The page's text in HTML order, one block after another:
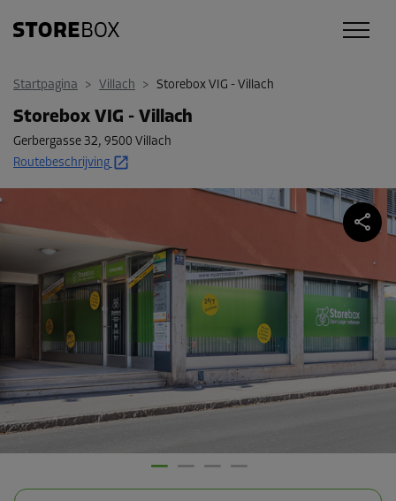
Startpagina > Villach > Storebox VIG - Villach
Storebox VIG - Villach
Gerbergasse 32, 9500 Villach
Routebeschrijving